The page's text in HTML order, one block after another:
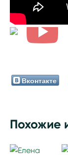
Вконтакте
Похожие